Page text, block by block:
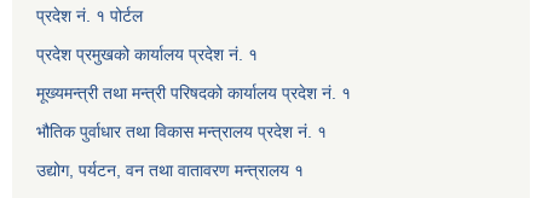
प्रदेश नं. १ पोर्टल
प्रदेश प्रमुखको कार्यालय प्रदेश नं. १
मूख्यमन्त्री तथा मन्त्री परिषदको कार्यालय प्रदेश नं. १
भौतिक पुर्वाधार तथा विकास मन्त्रालय प्रदेश नं. १
उद्योग, पर्यटन, वन तथा वातावरण मन्त्रालय १